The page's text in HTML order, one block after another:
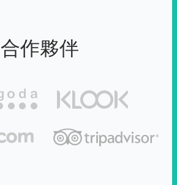
合作夥伴